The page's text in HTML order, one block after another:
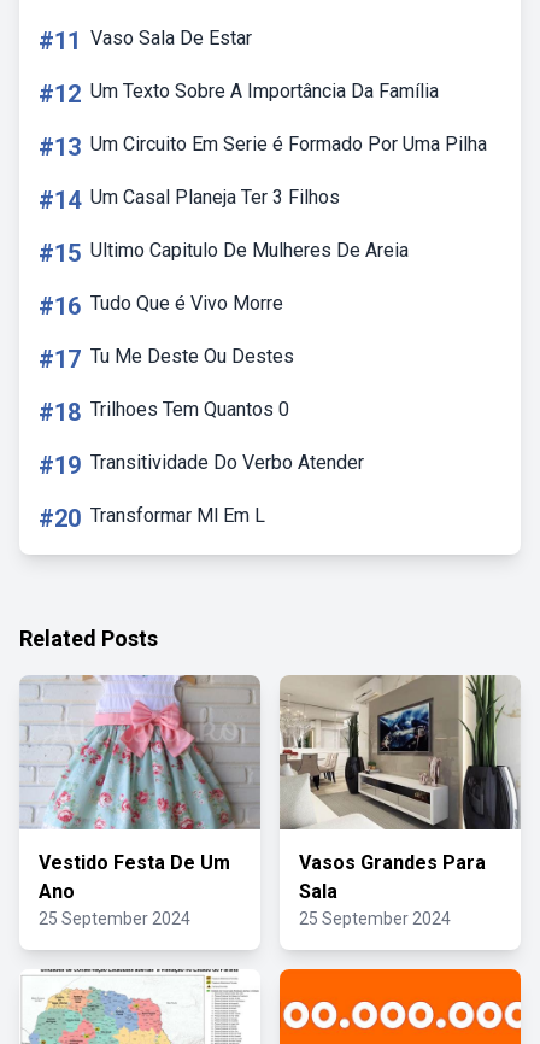
#11 Vaso Sala De Estar
#12 Um Texto Sobre A Importância Da Família
#13 Um Circuito Em Serie é Formado Por Uma Pilha
#14 Um Casal Planeja Ter 3 Filhos
#15 Ultimo Capitulo De Mulheres De Areia
#16 Tudo Que é Vivo Morre
#17 Tu Me Deste Ou Destes
#18 Trilhoes Tem Quantos 0
#19 Transitividade Do Verbo Atender
#20 Transformar Ml Em L
Related Posts
Vestido Festa De Um
Ano
25 September 2024
Vasos Grandes Para
Sala
25 September 2024